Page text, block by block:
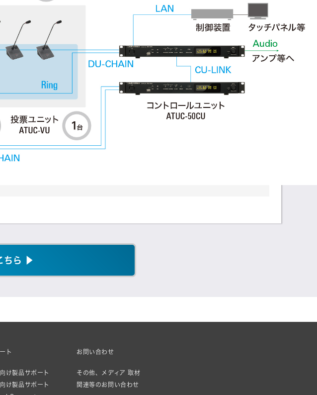
ちら ▶
ト
け製品サポート
け製品サポート
お問い合わせ
その他、メディア 取材
関連等のお問い合わせ